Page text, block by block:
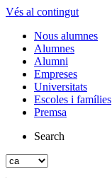
Vés al contingut
Nous alumnes
Alumnes
Alumni
Empreses
Universitats
Escoles i famílies
Premsa
Search